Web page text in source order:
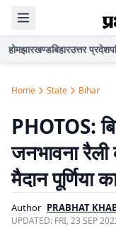
होमझारखण्डबिहारउत्तर प्रदेश
Home State Bihar
PHOTOS:
जनभावना रैली
मैदान पूर्णिया
Author PRABHAT
UPDATED: FRI, 23 SEP